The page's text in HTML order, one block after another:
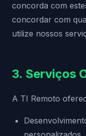
concorda com
concordar com
utilize nossos
3. Serviços
A TI Remoto